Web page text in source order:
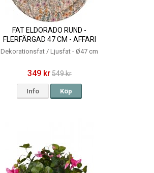
FAT ELDORADO RUND -
FLERFÄRGAD 47 CM - AFFARI
Dekorationsfat / Ljusfat - Ø47 cm
349 kr549 kr
Info Köp